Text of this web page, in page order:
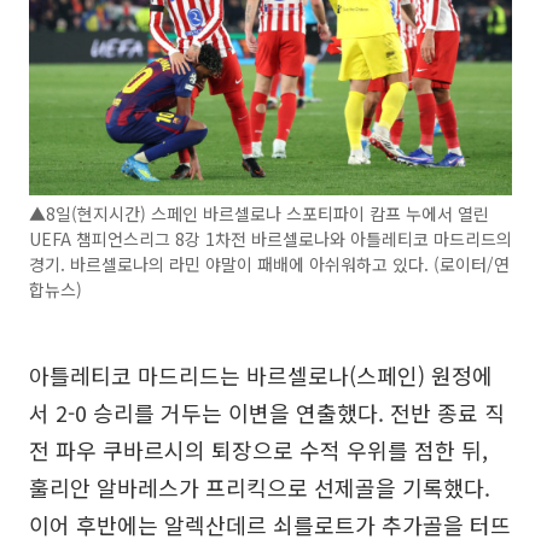
▲8일(현지시간) 스페인 바르셀로나 스포티파이 캄프 누에서 열린
UEFA 챔피언스리그 8강 1차전 바르셀로나와 아틀레티코 마드리드의
경기. 바르셀로나의 라민 야말이 패배에 아쉬워하고 있다. (로이터/연
합뉴스)
아틀레티코 마드리드는 바르셀로나(스페인) 원정에
서 2-0 승리를 거두는 이변을 연출했다. 전반 종료 직
전 파우 쿠바르시의 퇴장으로 수적 우위를 점한 뒤,
훌리안 알바레스가 프리킥으로 선제골을 기록했다.
이어 후반에는 알렉산데르 쇠를로트가 추가골을 터뜨